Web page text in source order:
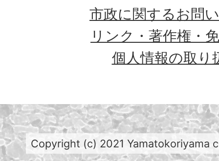
市政に関するお問
リンク・著作権・
個人情報の取り
Copyright (c) 2021 Yamatokoriyama